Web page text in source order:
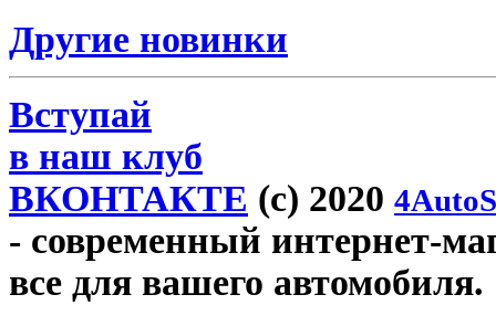
Другие новинки
Вступай
в наш клуб
ВКОНТАКТЕ (c) 2020
- современный интернет-
все для вашего автомобиля.